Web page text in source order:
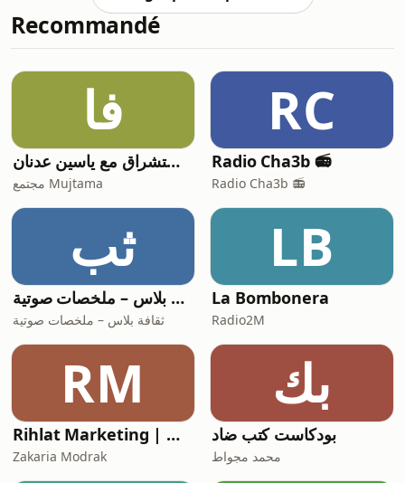
planté une entreprise, ils ont moins
de chances de répéter les mêmes
Lorsque j’ai lancé ma première
entreprise, je me suis posé des
dizaines de questions : - Comment
choisir m
Recommandé
فا
في الاستشراق مع ياسين عدنان
مجتمع Mujtama
RC
Radio Cha3b 📻
Radio Cha3b 📻
ثب
ثقافة بلاس – ملخصات صوتية
ثقافة بلاس – ملخصات صوتية
LB
La Bombonera
Radio2M
RM
Rihlat Marketing | رحلة تسويق
Zakaria Modrak
بك
بودكاست كتب ضاد
محمد مجواط